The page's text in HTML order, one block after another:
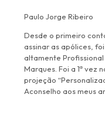
Paulo Jorge Ribeiro
Desde o primeiro
assinar as apólices,
altamente
Marques. Foi a 1ª vez
projeção
Aconselho aos meus